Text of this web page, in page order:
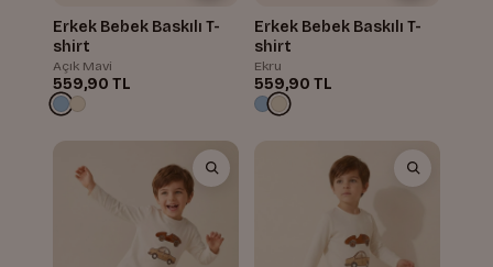
Erkek Bebek Baskılı T-
shirt
Açık Mavi
559,90 TL
Erkek Bebek Baskılı T-
shirt
Ekru
559,90 TL